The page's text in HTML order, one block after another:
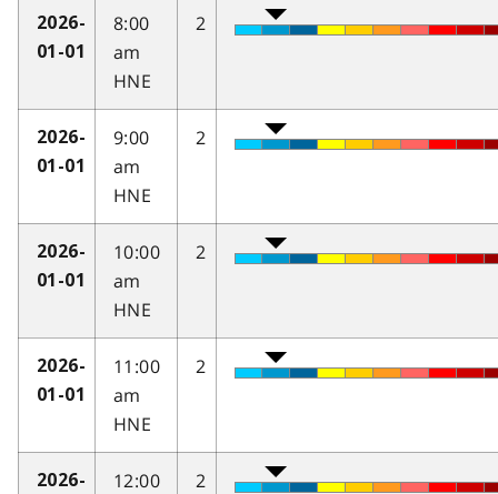
2026-
01-01
8:00
am
HNE
2
2026-
01-01
9:00
am
HNE
2
2026-
01-01
10:00
am
HNE
2
2026-
01-01
11:00
am
HNE
2
2026-
12:00
2